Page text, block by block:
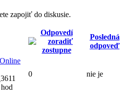
zapojiť do diskusie.
Odpovedí
Posledná
odpoveď
0 nie je